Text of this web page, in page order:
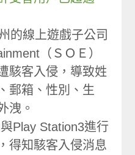
的線上遊戲子公司
（ＳＯＥ）
駭客入侵，導致姓
郵箱、性別、生
洩。
Play Station3進行
得知駭客入侵消息